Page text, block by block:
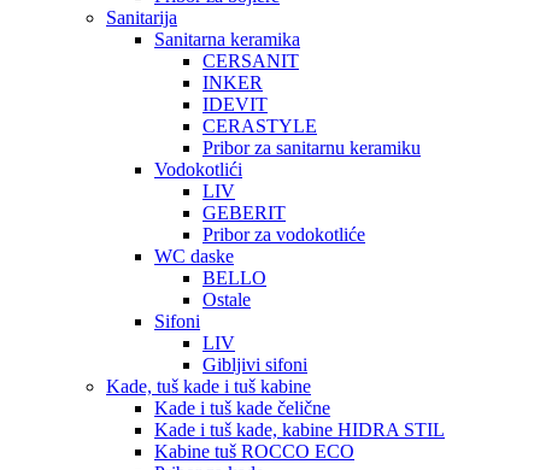
Sanitarija
Sanitarna keramika
CERSANIT
INKER
IDEVIT
CERASTYLE
Pribor za sanitarnu keramiku
Vodokotlići
LIV
GEBERIT
Pribor za vodokotliće
WC daske
BELLO
Ostale
Sifoni
LIV
Gibljivi sifoni
Kade, tuš kade i tuš kabine
Kade i tuš kade čelične
Kade i tuš kade, kabine HIDRA STIL
Kabine tuš ROCCO ECO